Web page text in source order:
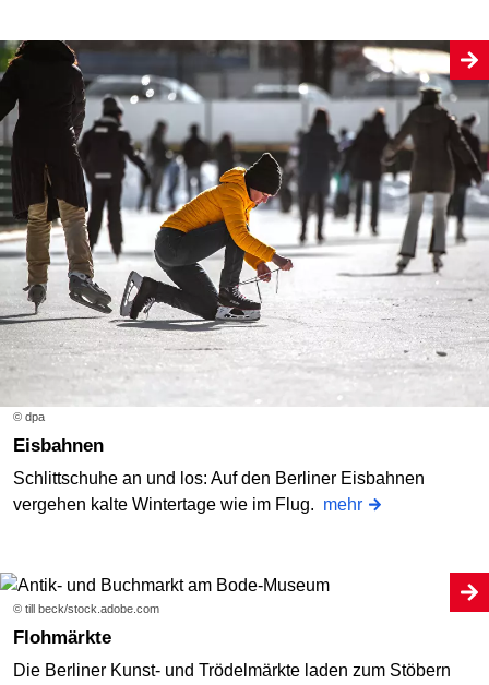
© dpa
Eisbahnen
Schlittschuhe an und los: Auf den Berliner Eisbahnen
vergehen kalte Wintertage wie im Flug. mehr
© till beck/stock.adobe.com
Flohmärkte
Die Berliner Kunst- und Trödelmärkte laden zum Stöbern